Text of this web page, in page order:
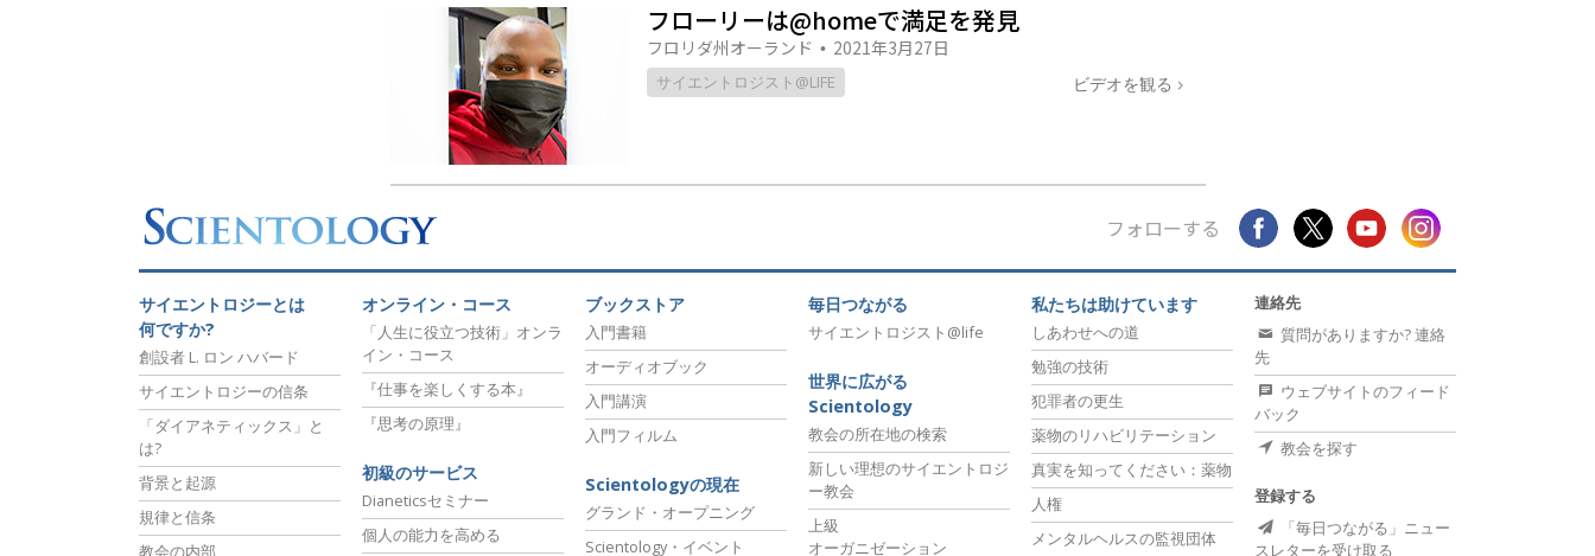
フローリーは@homeで満足を発見
フロリダ州オーランド • 2021年3月27日
サイエントロジスト@LIFE ビデオを観る
フォローする
サイエントロジーとは
何ですか?
創設者 L. ロン ハバード
サイエントロジーの信条
「ダイアネティックス」と
は?
背景と起源
規律と信条
教会の内部
オンライン・コース
「人生に役立つ技術」オンラ
イン・コース
『仕事を楽しくする本』
『思考の原理』
初級のサービス
Dianeticsセミナー
個人の能力を高める
ブックストア
入門書籍
オーディオブック
入門講演
入門フィルム
Scientologyの現在
グランド・オープニング
Scientology・イベント
毎日つながる
サイエントロジスト@life
世界に広がる
Scientology
教会の所在地の検索
新しい理想のサイエントロジ
ー教会
上級
オーガニゼーション
私たちは助けています
しあわせへの道
勉強の技術
犯罪者の更生
薬物のリハビリテーション
真実を知ってください：薬物
人権
メンタルヘルスの監視団体
連絡先
質問がありますか? 連絡
先
ウェブサイトのフィード
バック
教会を探す
登録する
「毎日つながる」ニュー
スレターを受け取る